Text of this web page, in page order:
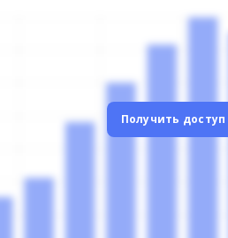
Получить доступ